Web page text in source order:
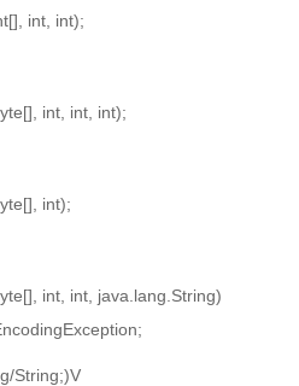
int, int);
int, int, int);
int);
int, int, java.lang.String)
String;)V